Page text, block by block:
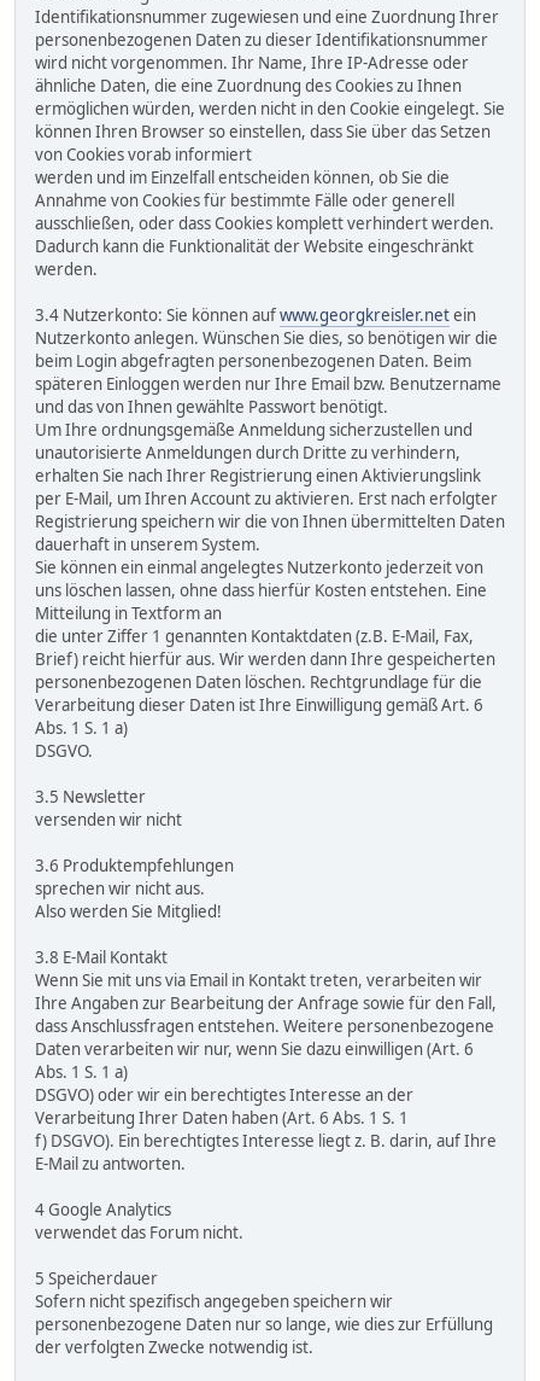
Identifikationsnummer zugewiesen und eine Zuordnung Ihrer
personenbezogenen Daten zu dieser Identifikationsnummer
wird nicht vorgenommen. Ihr Name, Ihre IP-Adresse oder
ähnliche Daten, die eine Zuordnung des Cookies zu Ihnen
ermöglichen würden, werden nicht in den Cookie eingelegt. Sie
können Ihren Browser so einstellen, dass Sie über das Setzen
von Cookies vorab informiert
werden und im Einzelfall entscheiden können, ob Sie die
Annahme von Cookies für bestimmte Fälle oder generell
ausschließen, oder dass Cookies komplett verhindert werden.
Dadurch kann die Funktionalität der Website eingeschränkt
werden.
3.4 Nutzerkonto: Sie können aufwww.georgkreisler.netein
Nutzerkonto anlegen. Wünschen Sie dies, so benötigen wir die
beim Login abgefragten personenbezogenen Daten. Beim
späteren Einloggen werden nur Ihre Email bzw. Benutzername
und das von Ihnen gewählte Passwort benötigt.
Um Ihre ordnungsgemäße Anmeldung sicherzustellen und
unautorisierte Anmeldungen durch Dritte zu verhindern,
erhalten Sie nach Ihrer Registrierung einen Aktivierungslink
per E-Mail, um Ihren Account zu aktivieren. Erst nach erfolgter
Registrierung speichern wir die von Ihnen übermittelten Daten
dauerhaft in unserem System.
Sie können ein einmal angelegtes Nutzerkonto jederzeit von
uns löschen lassen, ohne dass hierfür Kosten entstehen. Eine
Mitteilung in Textform an
die unter Ziffer 1 genannten Kontaktdaten (z.B. E-Mail, Fax,
Brief) reicht hierfür aus. Wir werden dann Ihre gespeicherten
personenbezogenen Daten löschen. Rechtgrundlage für die
Verarbeitung dieser Daten ist Ihre Einwilligung gemäß Art. 6
Abs. 1 S. 1 a)
DSGVO.
3.5 Newsletter
versenden wir nicht
3.6 Produktempfehlungen
sprechen wir nicht aus.
Also werden Sie Mitglied!
3.8 E-Mail Kontakt
Wenn Sie mit uns via Email in Kontakt treten, verarbeiten wir
Ihre Angaben zur Bearbeitung der Anfrage sowie für den Fall,
dass Anschlussfragen entstehen. Weitere personenbezogene
Daten verarbeiten wir nur, wenn Sie dazu einwilligen (Art. 6
Abs. 1 S. 1 a)
DSGVO) oder wir ein berechtigtes Interesse an der
Verarbeitung Ihrer Daten haben (Art. 6 Abs. 1 S. 1
f) DSGVO). Ein berechtigtes Interesse liegt z. B. darin, auf Ihre
E-Mail zu antworten.
4 Google Analytics
verwendet das Forum nicht.
5 Speicherdauer
Sofern nicht spezifisch angegeben speichern wir
personenbezogene Daten nur so lange, wie dies zur Erfüllung
der verfolgten Zwecke notwendig ist.